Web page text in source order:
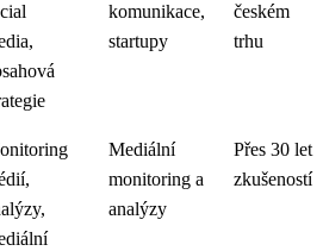
komunikace,
startupy
českém
trhu
Mediální
monitoring a
analýzy
Přes 30 let
zkušeností